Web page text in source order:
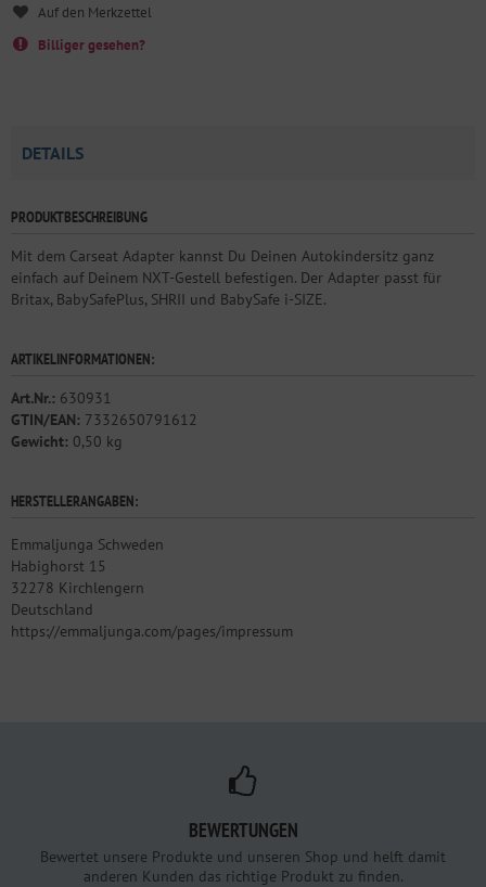
Billiger gesehen?
DETAILS
PRODUKTBESCHREIBUNG
Mit dem Carseat Adapter kannst Du Deinen Autokindersitz ganz
einfach auf Deinem NXT-Gestell befestigen. Der Adapter passt für
Britax, BabySafePlus, SHRII und BabySafe i-SIZE.
ARTIKELINFORMATIONEN:
Art.Nr.: 630931
GTIN/EAN: 7332650791612
Gewicht: 0,50 kg
HERSTELLERANGABEN:
Emmaljunga Schweden
Habighorst 15
32278 Kirchlengern
Deutschland
https://emmaljunga.com/pages/impressum
BEWERTUNGEN
Bewertet unsere Produkte und unseren Shop und helft damit
anderen Kunden das richtige Produkt zu finden.